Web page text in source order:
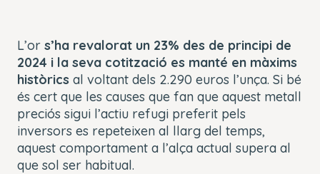
L’or s’ha revalorat un 23% des de principi de
2024 i la seva cotització es manté en màxims
històrics al voltant dels 2.290 euros l’unça. Si bé
és cert que les causes que fan que aquest metall
preciós sigui l’actiu refugi preferit pels
inversors es repeteixen al llarg del temps,
aquest comportament a l’alça actual supera al
que sol ser habitual.